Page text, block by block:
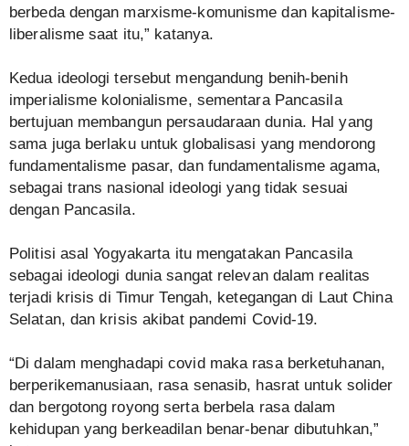
berbeda dengan marxisme-komunisme dan kapitalisme-
liberalisme saat itu,” katanya.
Kedua ideologi tersebut mengandung benih-benih
imperialisme kolonialisme, sementara Pancasila
bertujuan membangun persaudaraan dunia. Hal yang
sama juga berlaku untuk globalisasi yang mendorong
fundamentalisme pasar, dan fundamentalisme agama,
sebagai trans nasional ideologi yang tidak sesuai
dengan Pancasila.
Politisi asal Yogyakarta itu mengatakan Pancasila
sebagai ideologi dunia sangat relevan dalam realitas
terjadi krisis di Timur Tengah, ketegangan di Laut China
Selatan, dan krisis akibat pandemi Covid-19.
“Di dalam menghadapi covid maka rasa berketuhanan,
berperikemanusiaan, rasa senasib, hasrat untuk solider
dan bergotong royong serta berbela rasa dalam
kehidupan yang berkeadilan benar-benar dibutuhkan,”